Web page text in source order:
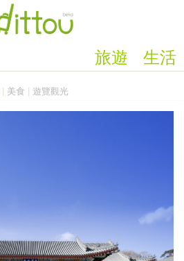
生活
旅遊
美食 遊覽觀光